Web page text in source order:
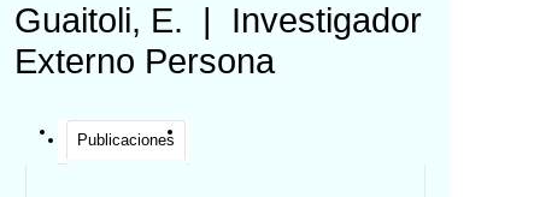
Guaitoli, E.
Investigador
Externo Persona
Publicaciones